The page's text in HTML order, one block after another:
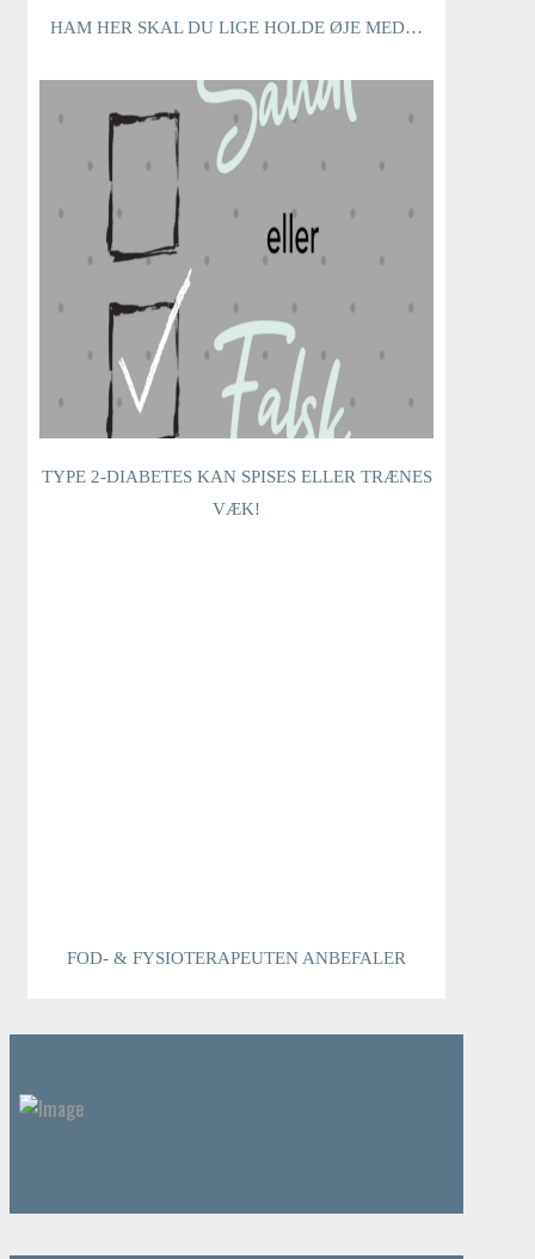
HAM HER SKAL DU LIGE HOLDE ØJE MED…
TYPE 2-DIABETES KAN SPISES ELLER TRÆNES
VÆK!
FOD- & FYSIOTERAPEUTEN ANBEFALER